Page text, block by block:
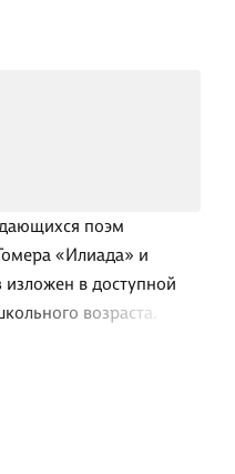
поэм
«Илиада» и
изложен в доступной
возраста.